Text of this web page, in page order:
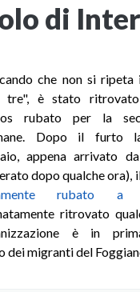
di
che non si
tre", è stato
rubato per la
Dopo il furto
appena arrivato
dopo qualche ora),
rubato a
ritrovato
è in
dei migranti del